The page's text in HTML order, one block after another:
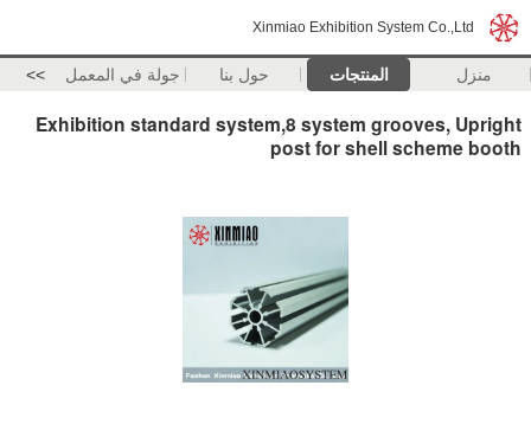
Xinmiao Exhibition System Co.,Ltd
منزل المنتجات حول بنا جولة في المعمل >>
Exhibition standard system,8 system grooves, Upright
post for shell scheme booth